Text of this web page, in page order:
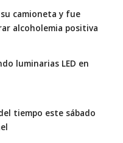
camioneta y fue
alcoholemia positiva
luminarias LED en
tiempo este sábado